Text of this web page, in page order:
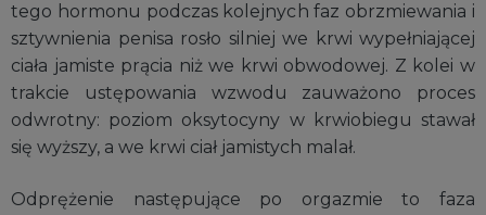
tego hormonu podczas kolejnych faz obrzmiewania i
sztywnienia penisa rosło silniej we krwi wypełniającej
ciała jamiste prącia niż we krwi obwodowej. Z kolei w
trakcie ustępowania wzwodu zauważono proces
odwrotny: poziom oksytocyny w krwiobiegu stawał
się wyższy, a we krwi ciał jamistych malał.
Odprężenie następujące po orgazmie to faza